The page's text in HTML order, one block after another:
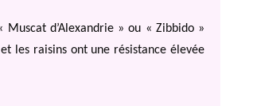
d’Alexandrie » ou « Zibbido »
les raisins ont une résistance élevée